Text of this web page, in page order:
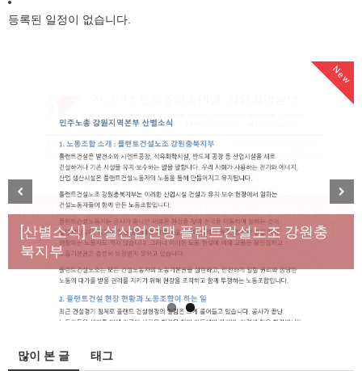
등록된 일정이 없습니다.
New
[성명] 막을 수 있었던 죽음, HL만도가 책임져라 : 청
년노동자 사망사고의 철저한 진상규명과 재발방지
대책 마련하라
New
[산별소식] 건설산업연맹 플랜트건설노조 강원충
북지부
Previous Next
많이 본 글 태그